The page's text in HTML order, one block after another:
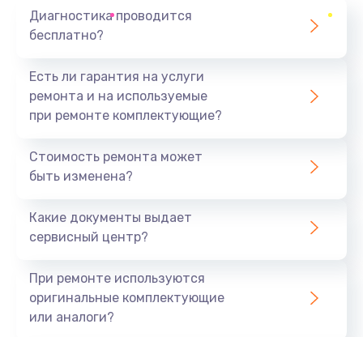
Диагностика проводится
бесплатно?
Есть ли гарантия на услуги
ремонта и на используемые
при ремонте комплектующие?
Стоимость ремонта может
быть изменена?
Какие документы выдает
сервисный центр?
При ремонте используются
оригинальные комплектующие
или аналоги?